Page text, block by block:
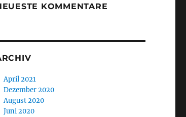
KOMMENTARE
April 2021
Dezember 2020
August 2020
Juni 2020